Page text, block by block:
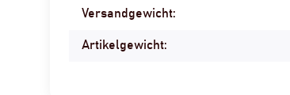
Produkteigenschaft
Wert
Versandgewicht:
Artikelgewicht: